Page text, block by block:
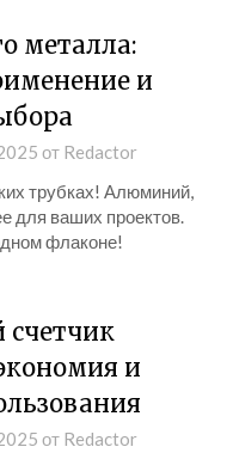
металла:
и
от Redactor
трубках! Алюминий,
для ваших проектов.
флаконе!
и
от Redactor